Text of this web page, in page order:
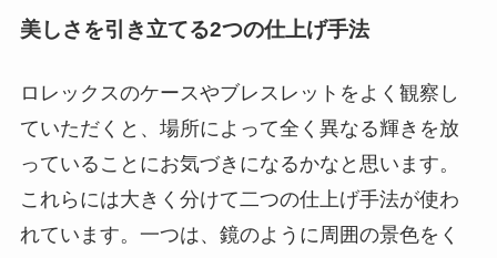
美しさを引き立てる2つの仕上げ手法
ロレックスのケースやブレスレットをよく観察し
ていただくと、場所によって全く異なる輝きを放
っていることにお気づきになるかなと思います。
これらには大きく分けて二つの仕上げ手法が使わ
れています。一つは、鏡のように周囲の景色をく